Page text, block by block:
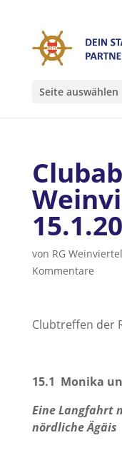
Seite auswählen
von RG Weinviertel
Kommentare
Clubtreffen der
15.1 Monika
Eine Langfahrt
nördliche Ägäis